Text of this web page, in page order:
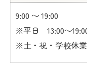
9:00 ～ 19:00
※平日 13:00～
※土・祝・学校休